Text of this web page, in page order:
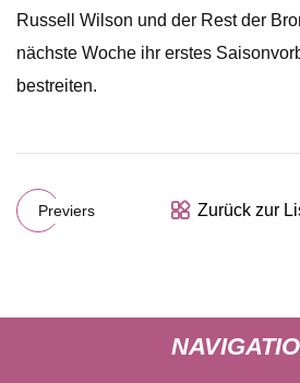
Russell Wilson und der Rest der
nächste Woche ihr erstes
bestreiten.
Previers Zurück zur